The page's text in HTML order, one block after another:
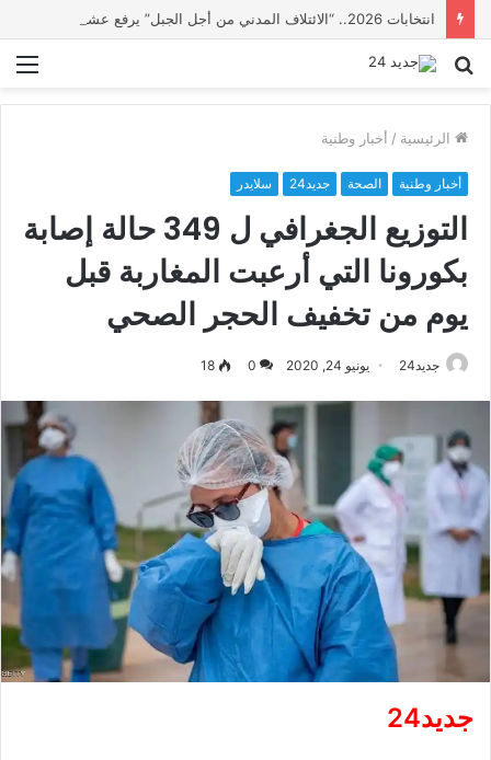
بحث
الرئيسية / أخبار وطنية
أخبار وطنية الصحة جديد24 سلايدر
التوزيع الجغرافي ل 349 حالة إصابة
بكورونا التي أرعبت المغاربة قبل
يوم من تخفيف الحجر الصحي
جديد24 يونيو 24, 2020 0
18
جديد24